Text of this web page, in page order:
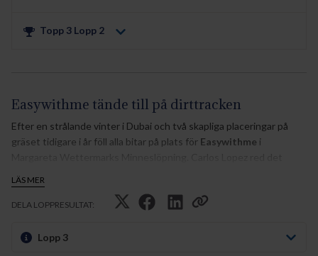
Topp 3 Lopp 2
Easywithme tände till på dirttracken
Efter en strålande vinter i Dubai och två skapliga placeringar på
gräset tidigare i år föll alla bitar på plats för Easywithme i
- Easywithme har varit lite av en besvikelse i de senaste starterna.
Vi såg fram emot att testa henne på dirttracken och nu visade hon
sin rätta kapacitet, sade segerjockeyn.
LÄS MER
DELA LOPPRESULTAT:
Lopp 3